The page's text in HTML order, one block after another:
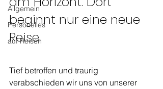
Allgemein
Personelles
auf Reisen
beginnt nur eine neue
Reise.
Tief betroffen und traurig
verabschieden wir uns von unserer